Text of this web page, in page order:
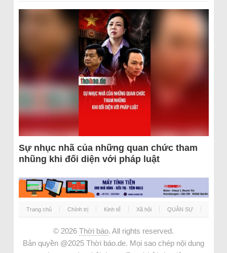
Sự nhục nhã của những quan chức tham
nhũng khi đối diện với pháp luật
Trang chủ Chính trị Kinh tế Xã hội QUÂN SỰ
© 2026 Thời báo. All rights reserved.
Bản quyền @2025 Thời báo.de. Mọi sao chép nội dung